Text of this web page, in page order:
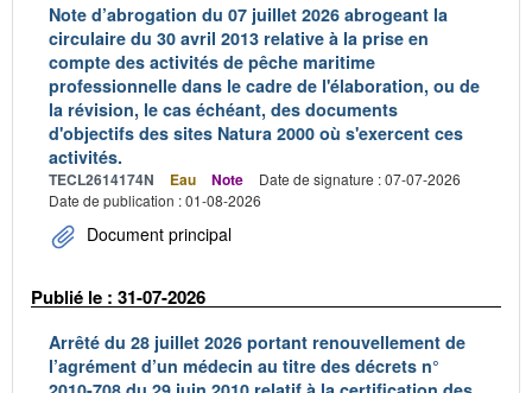
Note d’abrogation du 07 juillet 2026 abrogeant la
circulaire du 30 avril 2013 relative à la prise en
compte des activités de pêche maritime
professionnelle dans le cadre de l'élaboration, ou de
la révision, le cas échéant, des documents
d'objectifs des sites Natura 2000 où s'exercent ces
activités.
TECL2614174N Eau Note
Date de signature : 07-07-2026
Date de publication : 01-08-2026
Document principal
Publié le : 31-07-2026
Arrêté du 28 juillet 2026 portant renouvellement de
l’agrément d’un médecin au titre des décrets n°